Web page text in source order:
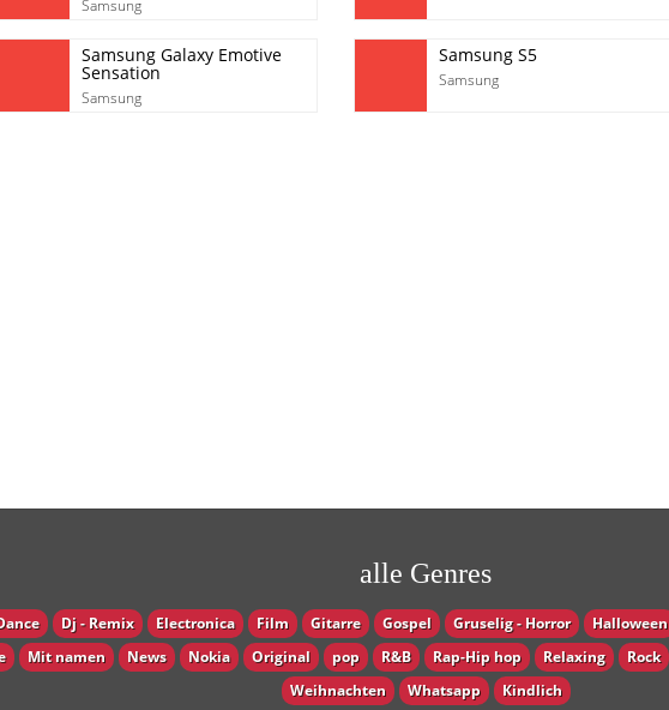
Samsung
Samsung Galaxy Emotive
Sensation
Samsung
Samsung S5
Samsung
alle Genres
Dj - Remix Electronica Film Gitarre Gospel Gruselig - Horror Halloween
Mit namen News Nokia Original pop R&B Rap-Hip hop Relaxing Rock
Weihnachten
Whatsapp Кindlich